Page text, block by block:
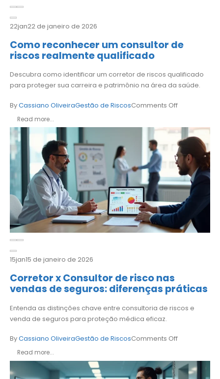
22jan22 de janeiro de 2026
Como reconhecer um consultor de
riscos realmente qualificado
Descubra como identificar um corretor de riscos qualificado
para proteger sua carreira e patrimônio na área da saúde.
ByCassiano OliveiraGestão de RiscosComments Off
Read more...
15jan15 de janeiro de 2026
Corretor x Consultor de risco nas
vendas de seguros: diferenças práticas
Entenda as distinções chave entre consultoria de riscos e
venda de seguros para proteção médica eficaz.
ByCassiano OliveiraGestão de RiscosComments Off
Read more...